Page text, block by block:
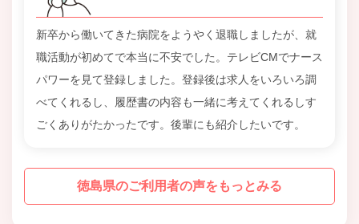
新卒から働いてきた病院をようやく退職しましたが、就
職活動が初めてで本当に不安でした。テレビCMでナース
パワーを見て登録しました。登録後は求人をいろいろ調
べてくれるし、履歴書の内容も一緒に考えてくれるしす
ごくありがたかったです。後輩にも紹介したいです。
徳島県のご利用者の声をもっとみる